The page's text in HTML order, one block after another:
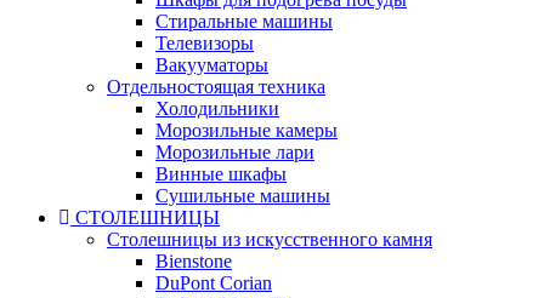
Стиральные машины
Телевизоры
Вакууматоры
Отдельностоящая техника
Холодильники
Морозильные камеры
Морозильные лари
Винные шкафы
Сушильные машины
СТОЛЕШНИЦЫ
Столешницы из искусственного камня
Bienstone
DuPont Corian